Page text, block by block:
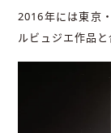
2016年には東京
ルビュジエ作品と